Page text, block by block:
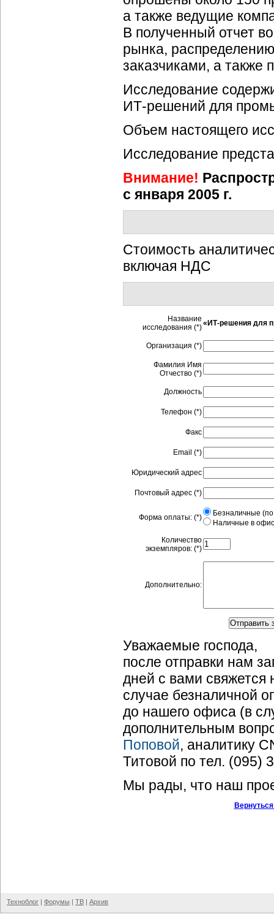
а также ведущие
В полученный отчет
рынка,
заказчиками, а также
Исследование
ИТ-решений для
Объем настоящего
Исследование
Внимание!
с января 2005 г.
Стоимость
включая НДС
Название
исследования (*)« ИТ-решения для
Организация (*)
Фамилия Имя
Отчество (*)
Должность
Телефон (*)
Факс
Email (*)
Юридический адрес
Почтовый адрес (*)
Форма оплаты: (*)
Безналичные (по
Наличные в
Количество
экземпляров: (*)
Дополнительно:
Уважаемые господа,
после отправки нам
дней с вами свяжется
случае безналичной
до нашего офиса (в
дополнительным
Поповой, аналитику
Титовой по тел. (095)
Мы рады, что наш
Техноблог | Форумы | ТВ | Архив